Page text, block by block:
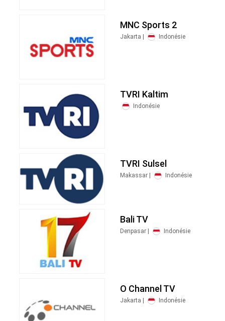
MNC Sports 2
Jakarta | Indonésie
TVRI Kaltim
Indonésie
TVRI Sulsel
Makassar | Indonésie
Bali TV
Denpasar | Indonésie
O Channel TV
Jakarta | Indonésie